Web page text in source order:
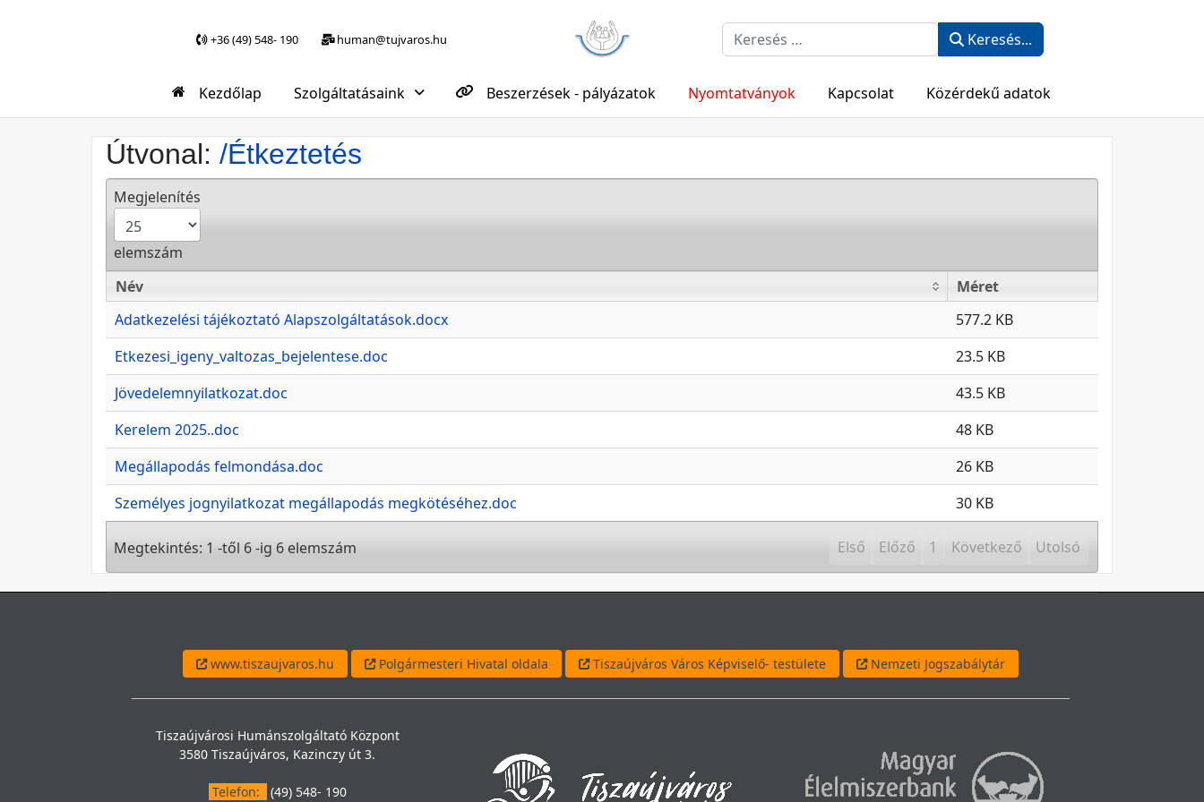
+36 (49) 548- 190 human@tujvaros.hu Keresés... Keresés...
Kezdőlap Szolgáltatásaink Beszerzések - pályázatok Nyomtatványok Kapcsolat Közérdekű adatok
Útvonal: /Étkeztetés
Megjelenítés
elemszám
Név
Méret
Név
Méret
Adatkezelési tájékoztató Alapszolgáltatások.docx
577.2 KB
Etkezesi_igeny_valtozas_bejelentese.doc
23.5 KB
Jövedelemnyilatkozat.doc
43.5 KB
Kerelem 2025..doc
48 KB
Megállapodás felmondása.doc
26 KB
Személyes jognyilatkozat megállapodás megkötéséhez.doc
30 KB
Megtekintés: 1 -től 6 -ig 6 elemszám Első Előző 1 Következő Utolsó
www.tiszaujvaros.hu Polgármesteri Hivatal oldala Tiszaújváros Város Képviselő- testülete Nemzeti Jogszabálytár
Tiszaújvárosi Humánszolgáltató Központ
3580 Tiszaújváros, Kazinczy út 3.
Telefon: (49) 548- 190